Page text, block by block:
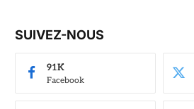
SUIVEZ-NOUS
Facebook
91K